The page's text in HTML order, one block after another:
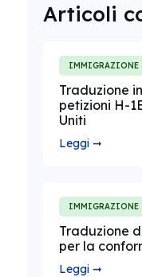
Articoli
IMMIGRAZIONE
Traduzione
petizioni H-
Uniti
Leggi ➞
IMMIGRAZIONE
Traduzione
per la
Leggi ➞